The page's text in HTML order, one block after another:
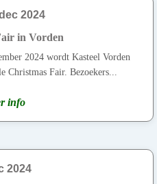
2024
in Vorden
2024 wordt Kasteel Vorden
Christmas Fair. Bezoekers...
info
2024